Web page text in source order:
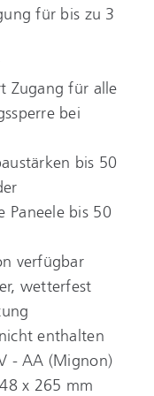
für bis zu 3
Zugang für alle
bei
bis 50
Paneele bis 50
verfügbar
wetterfest
enthalten
- AA (Mignon)
x 265 mm